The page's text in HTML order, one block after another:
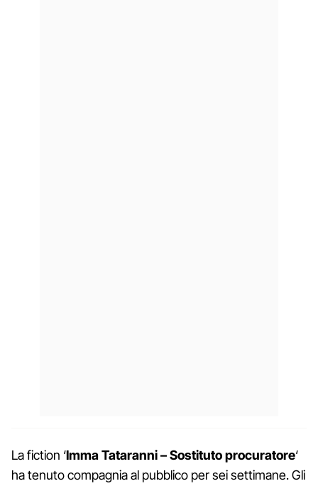
La fiction ‘Imma Tataranni – Sostituto procuratore‘
ha tenuto compagnia al pubblico per sei settimane. Gli